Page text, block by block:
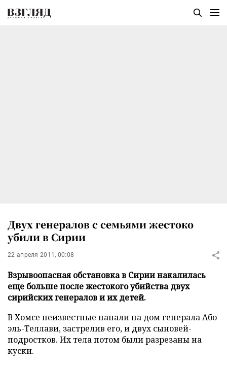
Двух генералов с семьями жестоко
убили в Сирии
22 апреля 2011, 00:08
Взрывоопасная обстановка в Сирии накалилась
еще больше после жестокого убийства двух
сирийских генералов и их детей.
В Хомсе неизвестные напали на дом генерала Або
эль-Теллави, застрелив его, и двух сыновей-
подростков. Их тела потом были разрезаны на
куски.